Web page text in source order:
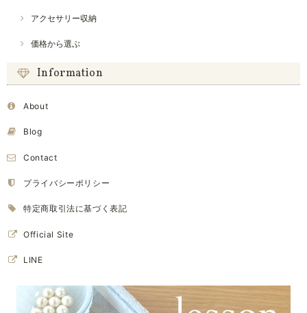
アクセサリー収納
価格から選ぶ
Information
About
Blog
Contact
プライバシーポリシー
特定商取引法に基づく表記
Official Site
LINE